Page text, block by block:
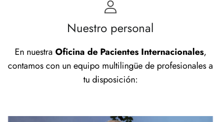
Nuestro personal
En nuestra Oficina de Pacientes Internacionales,
contamos con un equipo multilingüe de profesionales a
tu disposición: